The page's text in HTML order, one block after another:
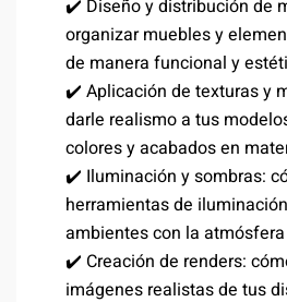
✔️ Diseño y distribución de
organizar muebles y
de manera funcional y
✔️ Aplicación de texturas y
darle realismo a tus
colores y acabados en
✔️ Iluminación y sombras:
herramientas de
ambientes con la
✔️ Creación de renders:
imágenes realistas de tus